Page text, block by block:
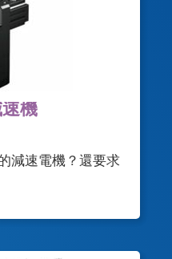
機
減速電機？還要求